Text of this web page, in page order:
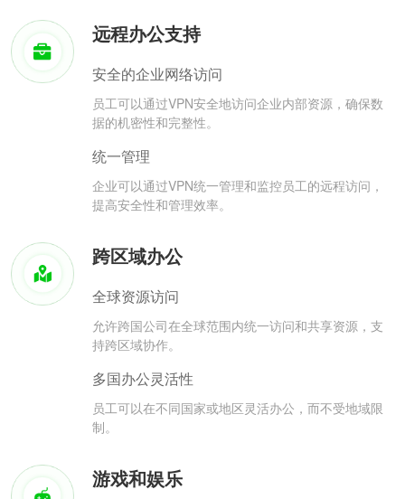
远程办公支持
安全的企业网络访问
员工可以通过VPN安全地访问企业内部资源，确保数
据的机密性和完整性。
统一管理
企业可以通过VPN统一管理和监控员工的远程访问，
提高安全性和管理效率。
跨区域办公
全球资源访问
允许跨国公司在全球范围内统一访问和共享资源，支
持跨区域协作。
多国办公灵活性
员工可以在不同国家或地区灵活办公，而不受地域限
制。
游戏和娱乐